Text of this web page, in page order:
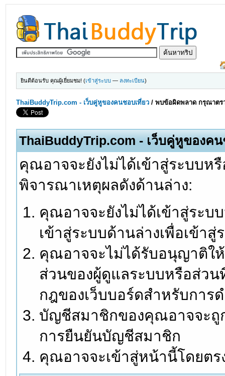
ยินดีต้อนรับ คุณผู้เยี่ยมชม! (เข้าสู่ระบบ — ลงทะเบียน)
ThaiBuddyTrip.com - เว็บคู่หูของคนชอบเที่ยว /พบข้อผิดพลาด กรุณาตร
ThaiBuddyTrip.com - เว็บคู่หูของค
คุณอาจจะยังไม่ได้เข้าสู่ระบบ
พิจารณาเหตุผลดังด้านล่าง:
คุณอาจจะยังไม่ได้เข้าสู่ระบ
เข้าสู่ระบบด้านล่างเพื่อเข้า
คุณอาจจะไม่ได้รับอนุญาติใ
ส่วนของผู้ดูแลระบบหรือส่ว
กฎของเว็บบอร์ดสำหรับการ
บัญชีสมาชิกของคุณอาจจะถู
การยืนยันบัญชีสมาชิก
คุณอาจจะเข้าสู่หน้านี้โดยต